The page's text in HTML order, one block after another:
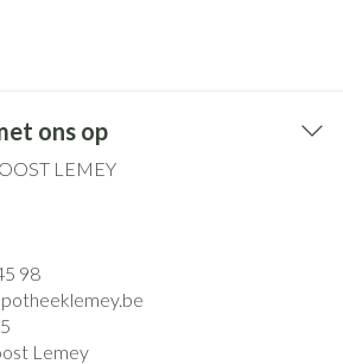
ons op
LEMEY
98
Lemey